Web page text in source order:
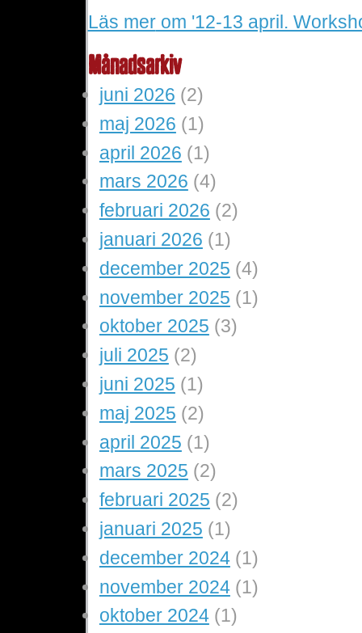
Läs merom '12-13 april.
Månadsarkiv
juni 2026 (2)
maj 2026 (1)
april 2026 (1)
mars 2026 (4)
februari 2026 (2)
januari 2026 (1)
december 2025 (4)
november 2025 (1)
oktober 2025 (3)
juli 2025 (2)
juni 2025 (1)
maj 2025 (2)
april 2025 (1)
mars 2025 (2)
februari 2025 (2)
januari 2025 (1)
december 2024(1)
november 2024(1)
oktober 2024(1)